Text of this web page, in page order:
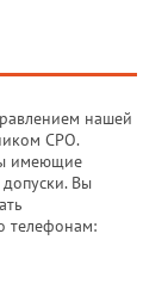
нашей
СРО.
имеющие
Вы
телефонам: